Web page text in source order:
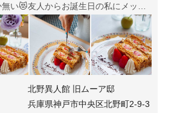
い😻友人からお誕生日の私にメッセ
ライズまで🥺💕
北野異人館 旧ムーア邸
兵庫県神戸市中央区北野町2-9-3